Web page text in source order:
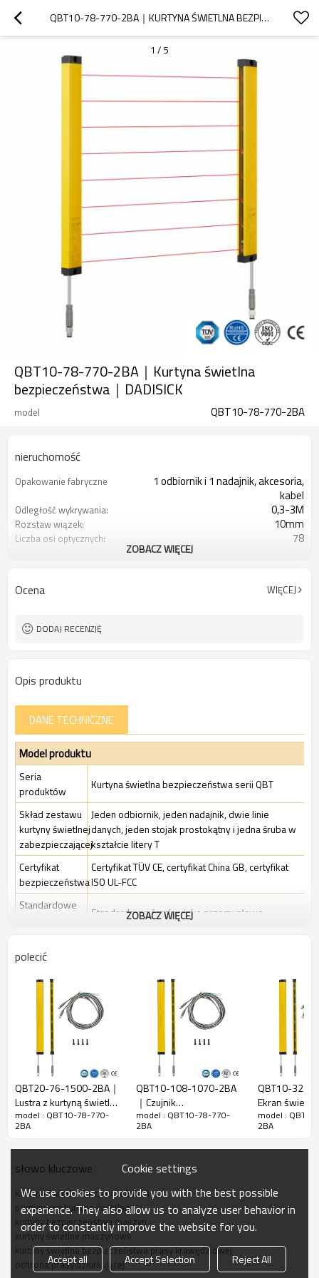
QBT10-78-770-2BA｜KURTYNA ŚWIETLNA BEZPIECZEŃSTWA｜DADISICK
1 / 5
QBT10-78-770-2BA｜Kurtyna świetlna
bezpieczeństwa｜DADISICK
model QBT10-78-770-2BA
nieruchomość
Opakowanie fabryczne
1 odbiornik i 1 nadajnik, akcesoria,
kabel
Odległość wykrywania: 0,3-3M
Rozstaw wiązek: 10mm
Liczba osi optycznych: 78
Wtyczka interfejsu Wyposażony w złącze M8
ZOBACZ WIĘCEJ
Ocena WIĘCEJ
DODAJ RECENZJĘ
Opis produktu
DANE TECHNICZNE
Model produktu
Seria
produktów
Kurtyna świetlna bezpieczeństwa serii QBT
Skład zestawu
kurtyny świetlnej
zabezpieczającej
Jeden odbiornik, jeden nadajnik, dwie linie
danych, jeden stojak prostokątny i jedna śruba w
kształcie litery T
Certyfikat
bezpieczeństwa
Certyfikat TÜV CE, certyfikat China GB, certyfikat
ISO UL-FCC
Standardowe
Standardowe środowisko przemysłowe
Cechy
wiązki
dokładność
18 mm
Ilość belek
Zakres
działania
770 mm
Rozmiar
produktu
15mm*30mm*L,L to długość nadajnika i
odbiornika.
Odległość
wykrywania
30-3000 mm
odpowiedzi
≤15ms
Dane mechaniczne
Materiał
obudowy
Materiał obudowy
ZOBACZ WIĘCEJ
polecić
QBT20-76-1500-2BA｜
Lustra z kurtyną świetlną
bezpieczeństwa｜
DADISICK
model : QBT10-78-770-
2BA
QBT10-108-1070-2BA
｜Czujnik
bezpieczeństwa
obszaru kurtyną
DADISICK
model : QBT10-78-770-
2BA
QBT10-32-
Ekran
model :
2BA
słowo kluczowe
Kurtyna świetlna bezpieczeństwa
pomiarowa kurtyna świetlna
kurtyny bezpieczeństwa maszyn
kurtyny świetlne maszynowe
kurtyny świetlne bezpieczeństwa prasy krawędziowej
ochrona prasy dziurkującej
Cookie settings
We use cookies to provide you with the best possible
experience. They also allow us to analyze user behavior in
order to constantly improve the website for you.
Accept all Accept Selection Reject All